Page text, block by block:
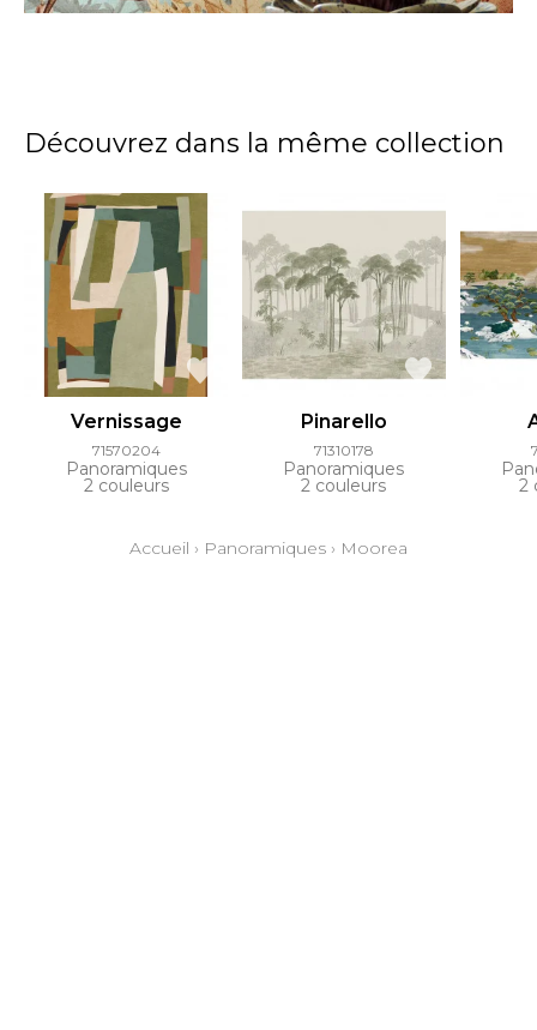
Découvrez dans la même collection
Vernissage
71570204
Panoramiques
2 couleurs
Pinarello
71310178
Panoramiques
2 couleurs 2
Accueil › Panoramiques › Moorea